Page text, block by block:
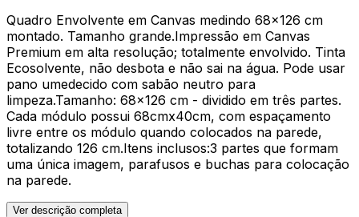
Quadro Envolvente em Canvas medindo 68x126 cm
montado. Tamanho grande.Impressão em Canvas
Premium em alta resolução; totalmente envolvido. Tinta
Ecosolvente, não desbota e não sai na água. Pode usar
pano umedecido com sabão neutro para
limpeza.Tamanho: 68x126 cm - dividido em três partes.
Cada módulo possui 68cmx40cm, com espaçamento
livre entre os módulo quando colocados na parede,
totalizando 126 cm.Itens inclusos:3 partes que formam
uma única imagem, parafusos e buchas para colocação
na parede.
Ver descrição completa